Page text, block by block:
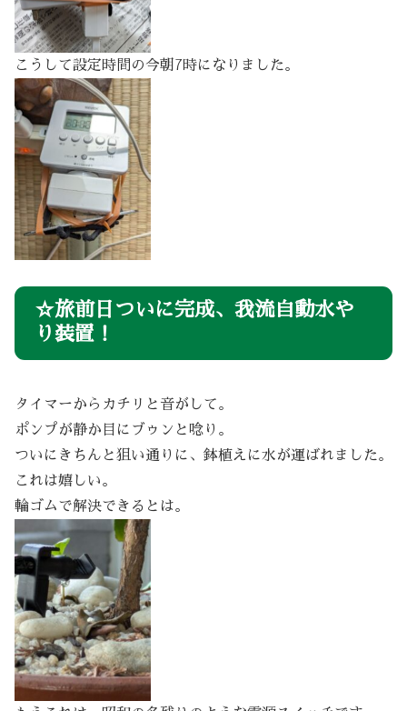
こうして設定時間の今朝7時になりました。
☆旅前日ついに完成、我流自動水や
り装置！
タイマーからカチリと音がして。
ポンプが静か目にブゥンと唸り。
ついにきちんと狙い通りに、鉢植えに水が運ばれました。
これは嬉しい。
輪ゴムで解決できるとは。